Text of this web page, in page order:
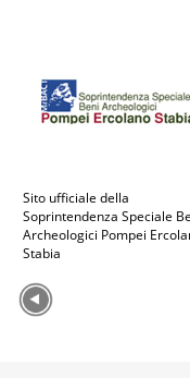
Sito ufficiale della
Soprintendenza Speciale
Archeologici Pompei
Stabia